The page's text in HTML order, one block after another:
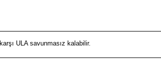
ULA savunmasız kalabilir.